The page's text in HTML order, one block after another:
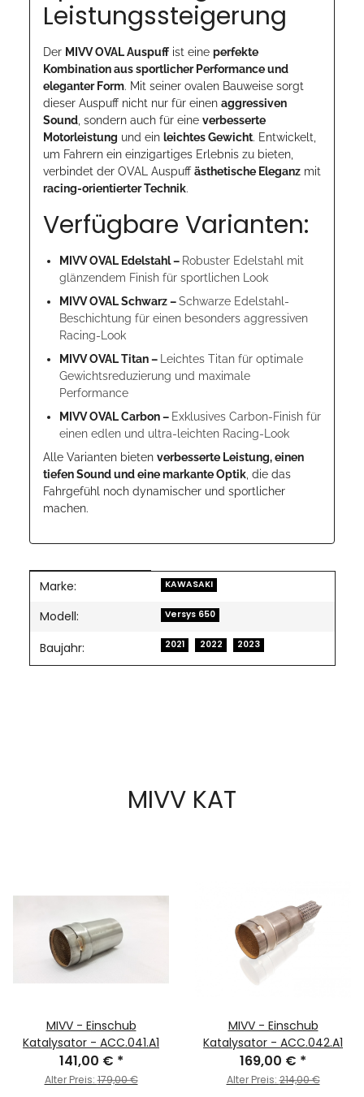
Leistungssteigerung
Der MIVV OVAL Auspuff ist eine perfekte
Kombination aus sportlicher Performance und
eleganter Form. Mit seiner ovalen Bauweise sorgt
dieser Auspuff nicht nur für einen aggressiven
Sound , sondern auch für eine verbesserte
Motorleistung und ein leichtes Gewicht. Entwickelt,
um Fahrern ein einzigartiges Erlebnis zu bieten,
verbindet der OVAL Auspuffästhetische Eleganz mit
racing-orientierter Technik.
Verfügbare Varianten:
MIVV OVAL Edelstahl – Robuster Edelstahl mit
glänzendem Finish für sportlichen Look
MIVV OVAL Schwarz –Schwarze Edelstahl-
Beschichtung für einen besonders aggressiven
Racing-Look
MIVV OVAL Titan –
Leichtes Titan für optimale
Gewichtsreduzierung und maximale
Performance
MIVV OVAL Carbon – Exklusives Carbon-Finish für
einen edlen und ultra-leichten Racing-Look
Alle Varianten bieten verbesserte Leistung, einen
tiefen Sound und eine markante Optik , die das
Fahrgefühl noch dynamischer und sportlicher
machen.
Produkteigenschaft
Wert
Marke: KAWASAKI
Modell: Versys 650
Baujahr: 2021 2022 2023
MIVV KAT
MIVV - Einschub
Katalysator - ACC.041.A1
141,00 € *
Alter Preis:179,00 €
MIVV - Einschub
Katalysator - ACC.042.A1
169,00 € *
Alter Preis:214,00 €